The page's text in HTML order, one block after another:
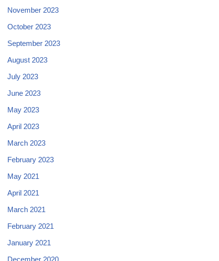
November 2023
October 2023
September 2023
August 2023
July 2023
June 2023
May 2023
April 2023
March 2023
February 2023
May 2021
April 2021
March 2021
February 2021
January 2021
December 2020